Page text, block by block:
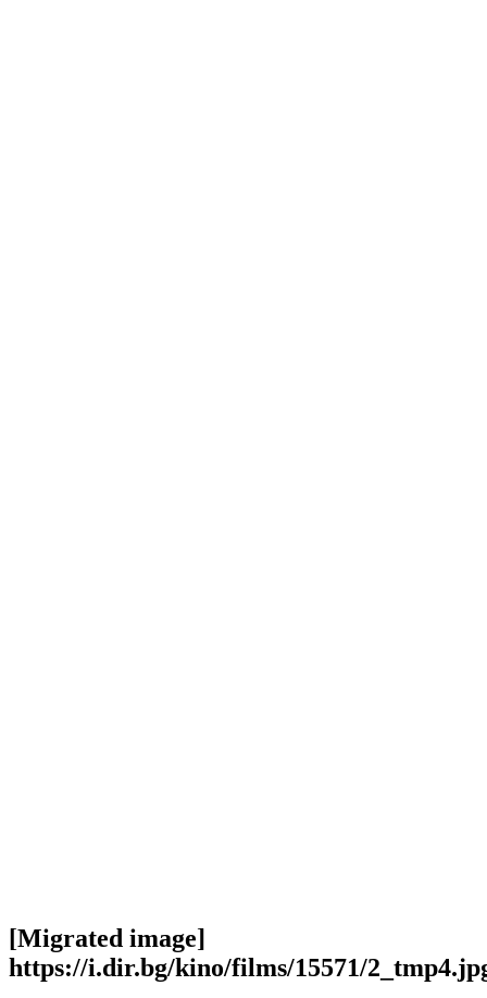
[Migrated image]
https://i.dir.bg/kino/films/15571/